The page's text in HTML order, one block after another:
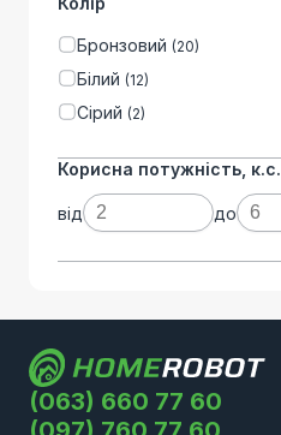
Бронзовий (20)
Білий (12)
Сірий (2)
Корисна потужність, к.с.
від до
(063) 660 77 60